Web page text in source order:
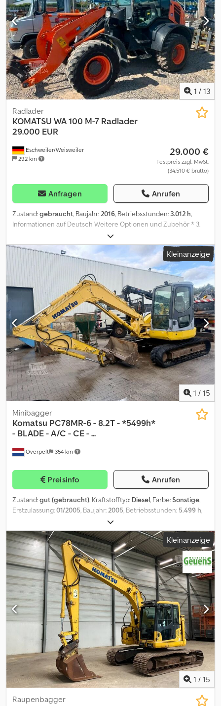
Gewährleistung im kaufrechtlichen Sinne dar. Ausschlaggebend
ist die Beschreibung gemäß Kaufvertrag. Unser Angebot ist
generell ohne neue TÜV-Abnahme. Falls neue TÜV-Abnahme
erwünscht, unterbreiten wir Ihnen gerne ein Angebot unserer
Partnerwerkstätten! Fahrzeug kann mit Werbung beklebt
und/oder beschriftet sein. Es gelten unsere allgemeinen Liefer-
und Zahlungsbedingungen.
1 / 13
Eschweiler/Weisweiler
292 km
Radlader
KOMATSU WA 100 M-7 Radlader
29.000 EUR
29.000 €
Festpreis zzgl. MwSt.
(34.510 € brutto)
Anfragen Anrufen
Zustand:gebraucht, Baujahr:2016, Betriebsstunden: 3.012 h,
Informationen auf Deutsch Weitere Optionen und Zubehör * 3.
hydr. Steuerkreis * Schnellwechsler Anmerkungen Baujahr 2016,
3012 h, Betriebsgewicht 7800 kg, Motorleistung 66 kW,
hydraulischer Schnellwechsler, 3. Steuerkreis,
Arbeitsscheinwerfer Nettopreis: 29.000 EUR Mwst. 19 %
Bruttopreis: 34.510 EUR Irrtümer und Zwischenverkauf
vorbehalten! Weitere Informationen Kraftstofftyp: Diesel Leistung:
66 kW (90 PS) Wenden Sie sich an Philip Müller , , p-), um weitere
Informationen zu erhalten.----Information in English Additional
options and accessories Crjdjzq N A Hopfx Amaof * 3rd hydr.
circuit * Quick coupler More information Type of fuel: Diesel
Power: 66 kW (90 HP) Rental currency: EUR Please contact Philip
Müller , , p-) for more information
Kleinanzeige
1 / 15
Overpelt 354 km
Minibagger
Komatsu PC78MR-6 - 8.2T - *5499h*
- BLADE - A/C - CE - ...
Preisinfo Anrufen
Zustand:gut (gebraucht), Kraftstofftyp: Diesel, Farbe:Sonstige,
Erstzulassung:01/2005, Baujahr:2005, Betriebsstunden: 5.499 h,
Allgemein Produktionsland: JAPAN Zustand CE-Typ: CE, EPA, TÜV
Crodpfx Aozravgomasf = Weitere Informationen = Leergewicht:
8.270 kg CE-Kennzeichnung: ja Technischer Zustand: gut
Optischer Zustand: gut
Kleinanzeige
1 / 15
Raupenbagger